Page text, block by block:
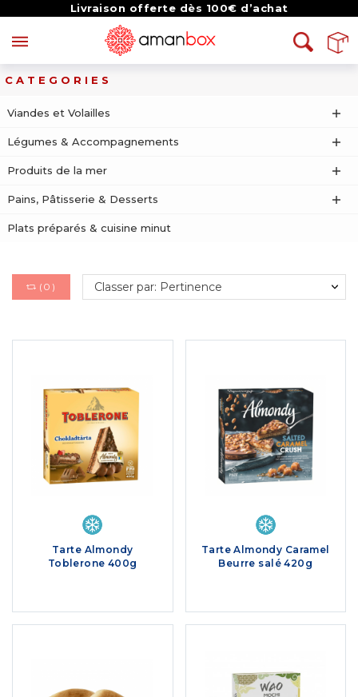
Livraison offerte dès 100€ d’achat
CATEGORIES
Viandes et Volailles
Légumes & Accompagnements
Produits de la mer
Pains, Pâtisserie & Desserts
Plats préparés & cuisine minut
( 0 ) Classer par: Pertinence
Tarte Almondy
Toblerone 400g
Tarte Almondy Caramel
Beurre salé 420g